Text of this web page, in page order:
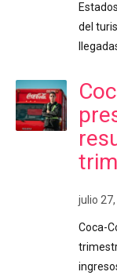
del
julio
Coca-